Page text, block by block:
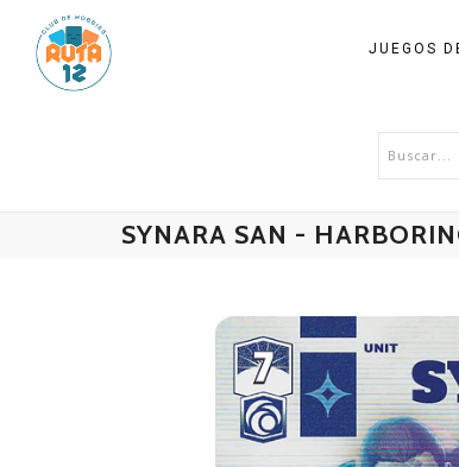
JUEGOS
SYNARA SAN -